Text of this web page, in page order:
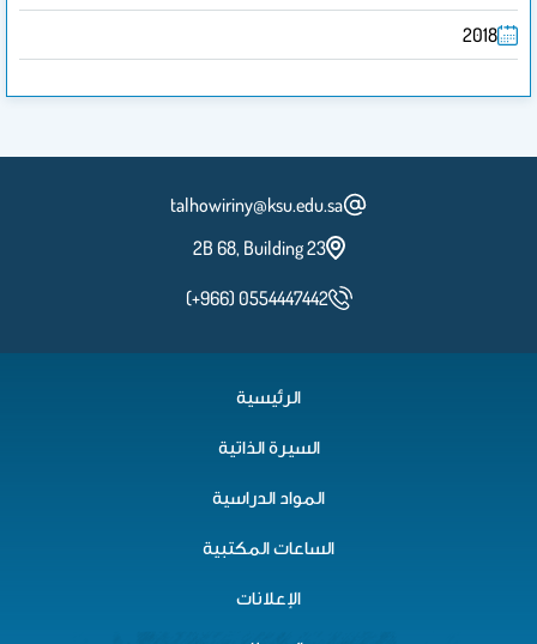
2018
talhowiriny@ksu.edu.sa
2B 68, Building 23
(+966) 0554447442
الرئيسية
السيرة الذاتية
المواد الدراسية
الساعات المكتبية
الإعلانات